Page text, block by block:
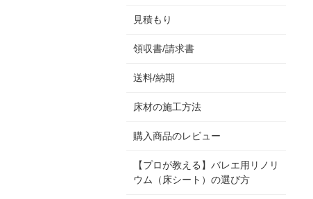
見積もり
領収書/請求書
送料/納期
床材の施工方法
購入商品のレビュー
【プロが教える】バレエ用リノリ
ウム（床シート）の選び方